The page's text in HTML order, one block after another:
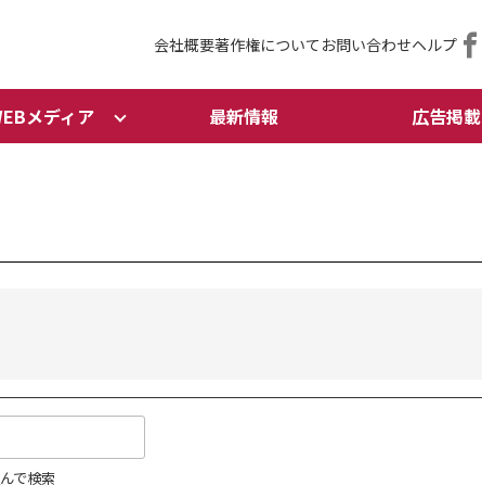
会社概要著作権について お問い合わせヘルプ
メディア 最新情報 広告掲載
で検索